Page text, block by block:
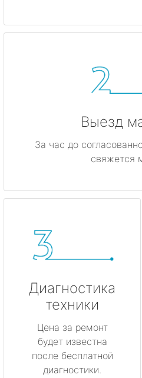
Выезд
За час до
свяжется
Диагностика
техники
Цена за ремонт
будет известна
после бесплатной
диагностики.